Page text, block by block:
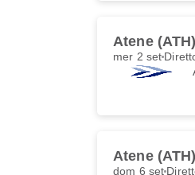
Atene (ATH)
mer 2 set
Atene (ATH)
dom 6 set